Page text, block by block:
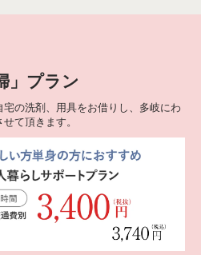
」プラン
の洗剤、用具をお借りし、多岐にわ
て頂きます。